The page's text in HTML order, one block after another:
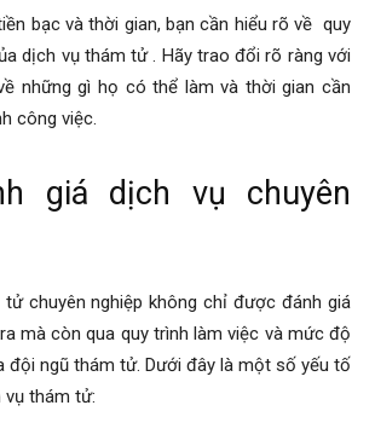
bạc và thời gian, bạn cần hiểu rõ về quy
dịch vụ thám tử . Hãy trao đổi rõ ràng với
những gì họ có thể làm và thời gian cần
công việc.
giá dịch vụ chuyên
chuyên nghiệp không chỉ được đánh giá
mà còn qua quy trình làm việc và mức độ
đội ngũ thám tử. Dưới đây là một số yếu tố
vụ thám tử: